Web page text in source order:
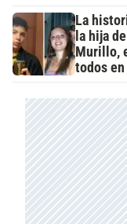
La
la hija
Murillo,
todos